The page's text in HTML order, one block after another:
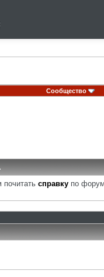
Сообщество
почитать справку по